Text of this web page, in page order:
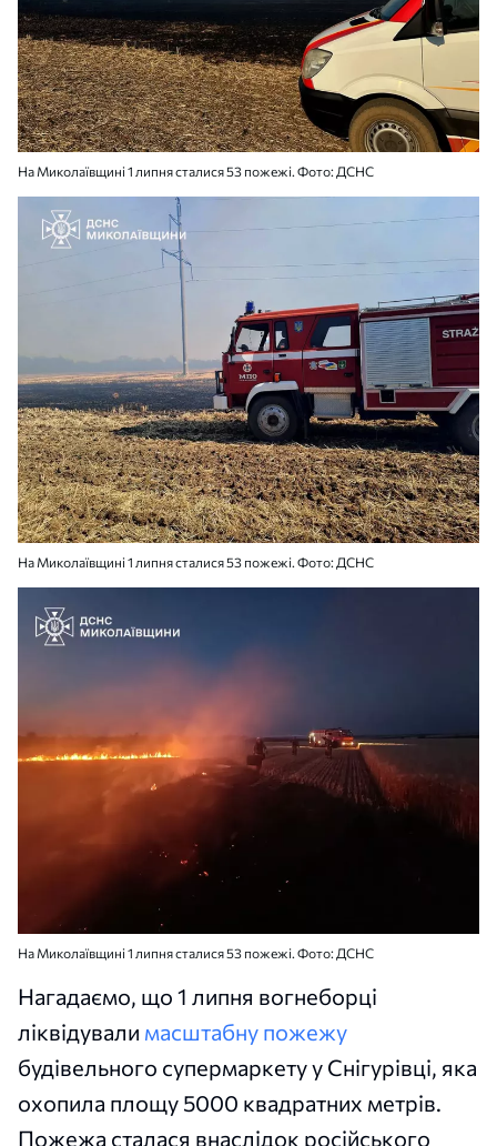
На Миколаївщині 1 липня сталися 53 пожежі. Фото: ДСНС
На Миколаївщині 1 липня сталися 53 пожежі. Фото: ДСНС
На Миколаївщині 1 липня сталися 53 пожежі. Фото: ДСНС
Нагадаємо, що 1 липня вогнеборці
ліквідували масштабну пожежу
будівельного супермаркету у Снігурівці, яка
охопила площу 5000 квадратних метрів.
Пожежа сталася внаслідок російського